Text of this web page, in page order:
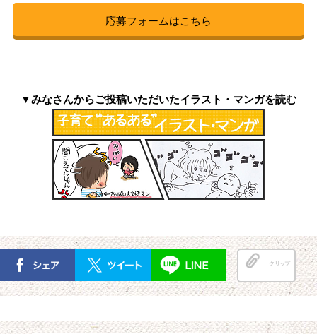
応募フォームはこちら
▼みなさんからご投稿いただいたイラスト・マンガを読む
クリップ